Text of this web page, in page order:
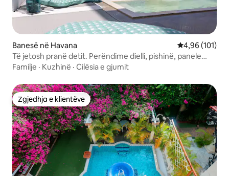
Banesë në Havana Vlerësimi
4,96 (101)
Të jetosh pranë detit. Perëndime dielli, pishinë, panele
diellore
Familje · Kuzhinë · Cilësia e gjumit
Zgjedhja e klientëve
Zgjedhja e klientëve